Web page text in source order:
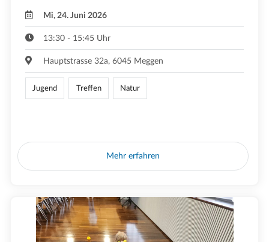
Mi, 24. Juni 2026
13:30 - 15:45 Uhr
Hauptstrasse 32a, 6045 Meggen
Jugend Treffen Natur
Mehr erfahren